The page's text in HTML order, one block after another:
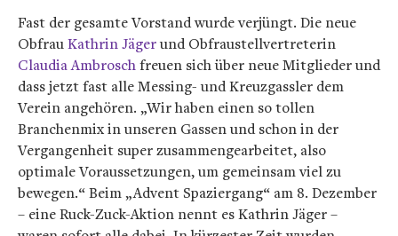
Fast der gesamte Vorstand wurde verjüngt. Die neue
ObfrauKathrin Jägerund Obfraustellvertreterin
Claudia Ambroschfreuen sich über neue Mitglieder und
dass jetzt fast alle Messing- und Kreuzgassler dem
Verein angehören. „Wir haben einen so tollen
Branchenmix in unseren Gassen und schon in der
Vergangenheit super zusammengearbeitet, also
optimale Voraussetzungen, um gemeinsam viel zu
bewegen.“ Beim „Advent Spaziergang“ am 8. Dezember
– eine Ruck-Zuck-Aktion nennt es Kathrin Jäger –